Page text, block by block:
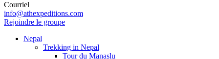
Courriel
info@athexpeditions.com
Rejoindre le groupe
Nepal
Trekking in Nepal
Tour du Manaslu